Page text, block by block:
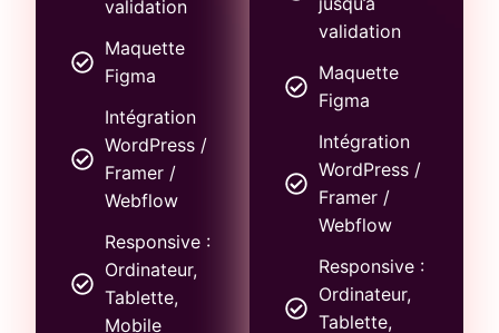
validation
Maquette
Figma
Intégration
WordPress /
Framer /
Webflow
Responsive :
Ordinateur,
Tablette,
Mobile
validation
Maquette
Figma
Intégration
WordPress /
Framer /
Webflow
Responsive :
Ordinateur,
Tablette,